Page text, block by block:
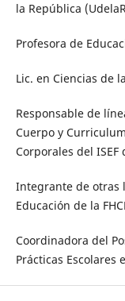
la República
Profesora de
Lic. en Ciencias de
Responsable de
Cuerpo y
Corporales del ISEF
Integrante de otras
Educación de la
Coordinadora del
Prácticas Escolares